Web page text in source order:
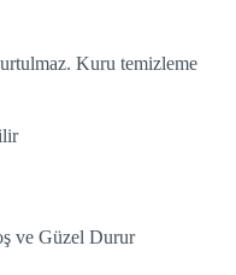
Kuru temizleme
ve Güzel Durur